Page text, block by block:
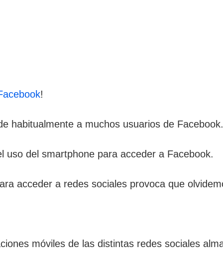
!
habitualmente a muchos usuarios de Facebook.
uso del smartphone para acceder a Facebook.
acceder a redes sociales provoca que
móviles de las distintas redes sociales